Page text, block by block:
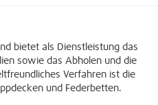
bietet als Dienstleistung das
sowie das Abholen und die
Verfahren ist die
und Federbetten.